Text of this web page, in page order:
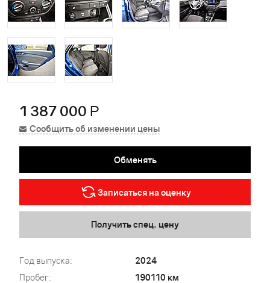
1 387 000 Р
Сообщить об изменении цены
Обменять
Записаться на оценку
Получить спец. цену
Год выпуска:
2024
Пробег:
190110 км